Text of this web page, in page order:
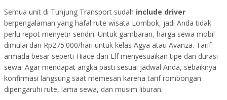
Semua unit di Tunjung Transport sudah include driver
berpengalaman yang hafal rute wisata Lombok, jadi Anda tidak
perlu repot menyetir sendiri. Untuk gambaran, harga sewa mobil
dimulai dari Rp275.000/hari untuk kelas Agya atau Avanza. Tarif
armada besar seperti Hiace dan Elf menyesuaikan tipe dan durasi
sewa. Agar mendapat angka pasti sesuai jadwal Anda, sebaiknya
konfirmasi langsung saat memesan karena tarif rombongan
dipengaruhi rute, lama sewa, dan musim liburan.